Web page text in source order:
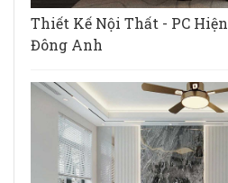
Thiết Kế Nội Thất - PC
Đông Anh